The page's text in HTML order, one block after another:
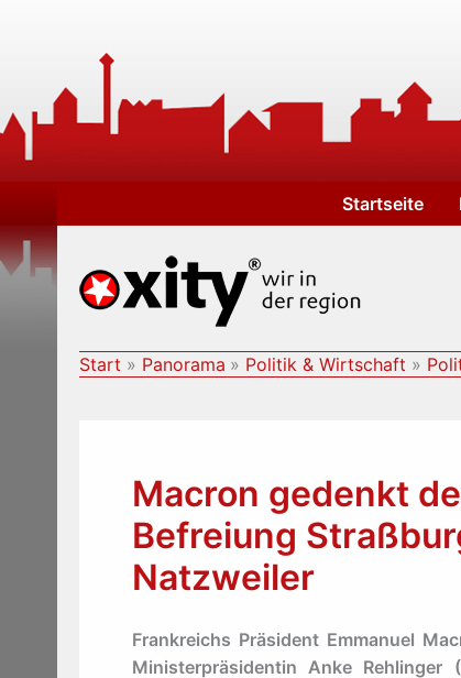
Startseite
Start Panorama Politik & Wirtschaft
Macron gedenkt
Befreiung
Natzweiler
Frankreichs Präsident Emmanuel
Ministerpräsidentin Anke